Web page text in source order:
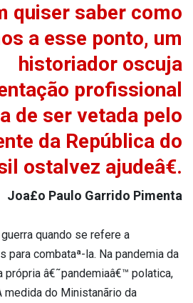
quiser saber como
a esse ponto, um
historiador oscuja
profissional
de ser vetada pelo
da República do
ostalvez ajudeâ€.
Joa£o Paulo Garrido Pimenta
quando se refere a
para combataª-la. Na pandemia da
â€˜pandemiaâ€™ pola­tica,
medida do Ministanãrio da